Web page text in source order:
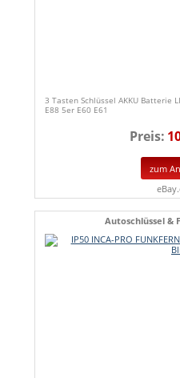
3 Tasten Schlüssel AKKU Batterie
E88 5er E60 E61
Preis:
zum
Autoschlüssel &